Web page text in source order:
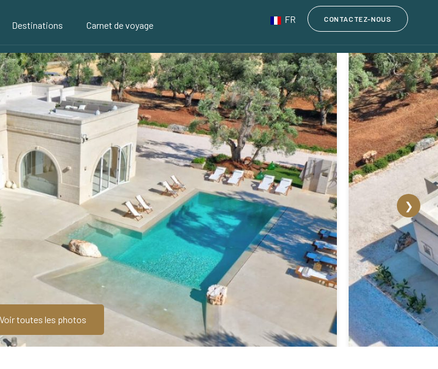
Destinations Carnet de voyage
FR CONTACTEZ-NOUS
❯
Voir toutes les photos